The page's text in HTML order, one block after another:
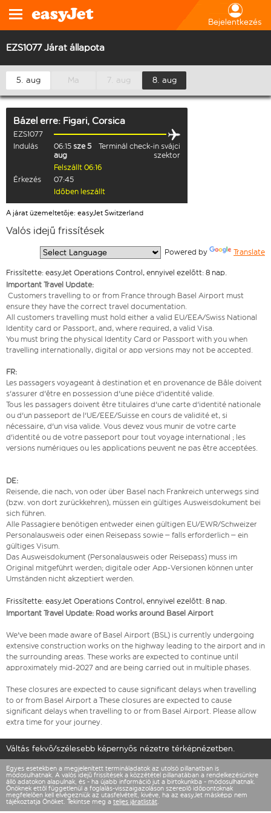
Bejelentkezés
EZS1077 Járat állapota
5. aug Ma 7. aug 8. aug
Bázel erre: Figari, Corsica
EZS1077
Indulás
06:15 sze 5
aug
Terminál check-in svájci
szektor
Felszállt 06:16
Érkezés
07:45
Időben leszállt
A járat üzemeltetője: easyJet Switzerland
Valós idejű frissítések
Powered by Translate
Frissítette: easyJet Operations Control, ennyivel ezelőtt: 8 nap.
Important Travel Update:
Customers travelling to or from France through Basel Airport must
ensure they have the correct travel documentation.
All customers travelling must hold either a valid EU/EEA/Swiss National
Identity card or Passport, and, where required, a valid Visa.
You must bring the physical Identity Card or Passport with you when
travelling internationally, digital or app versions may not be accepted.
FR:
Les passagers voyageant à destination et en provenance de Bâle doivent
s'assurer d'être en possession d'une pièce d'identité valide.
Tous les passagers doivent être titulaires d'une carte d'identité nationale
ou d'un passeport de l'UE/EEE/Suisse en cours de validité et, si
nécessaire, d'un visa valide. Vous devez vous munir de votre carte
d'identité ou de votre passeport pour tout voyage international ; les
versions numériques ou les applications peuvent ne pas être acceptées.
DE:
Reisende, die nach, von oder über Basel nach Frankreich unterwegs sind
(bzw. von dort zurückkehren), müssen ein gültiges Ausweisdokument bei
sich führen.
Alle Passagiere benötigen entweder einen gültigen EU/EWR/Schweizer
Personalausweis oder einen Reisepass sowie – falls erforderlich – ein
gültiges Visum.
Das Ausweisdokument (Personalausweis oder Reisepass) muss im
Original mitgeführt werden; digitale oder App-Versionen können unter
Umständen nicht akzeptiert werden.
Frissítette: easyJet Operations Control, ennyivel ezelőtt: 8 nap.
Important Travel Update: Road works around Basel Airport
We've been made aware of Basel Airport (BSL) is currently undergoing
extensive construction works on the highway leading to the airport and in
the surrounding areas. These works are expected to continue until
approximately mid-2027 and are being carried out in multiple phases.
These closures are expected to cause significant delays when travelling
to or from Basel Airport a These closures are expected to cause
significant delays when travelling to or from Basel Airport. Please allow
extra time for your journey.
Váltás fekvő/szélesebb képernyős nézetre térképnézetben.
Egyes esetekben a megjelenített termináladatok az utolsó pillanatban is
módosulhatnak. A valós idejű frissítések a közzététel pillanatában a rendelkezésünkre
álló adatokon alapulnak, és - ha újabb információ jut a birtokunkba - módosulhatnak.
Önöknek ettől függetlenül a foglalás-visszaigazoláson szereplő időpontoknak
megfelelően kell elvégezniük az utasfelvételt, kivéve, ha az easyJet másképp nem
tájékoztatja Önöket. Tekintse meg a teljes járatlistát.